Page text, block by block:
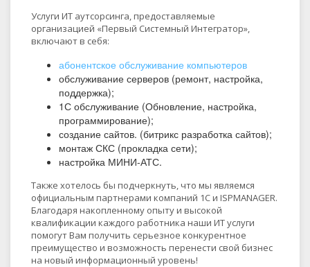
Услуги ИТ аутсорсинга, предоставляемые
организацией «Первый Системный Интегратор»,
включают в себя:
абонентское обслуживание компьютеров
обслуживание серверов (ремонт, настройка,
поддержка);
1С обслуживание (Обновление, настройка,
программирование);
создание сайтов. (битрикс разработка сайтов);
монтаж СКС (прокладка сети);
настройка МИНИ-АТС.
Также хотелось бы подчеркнуть, что мы являемся
официальным партнерами компаний 1С и ISPMANAGER.
Благодаря накопленному опыту и высокой
квалификации каждого работника наши ИТ услуги
помогут Вам получить серьезное конкурентное
преимущество и возможность перенести свой бизнес
на новый информационный уровень!